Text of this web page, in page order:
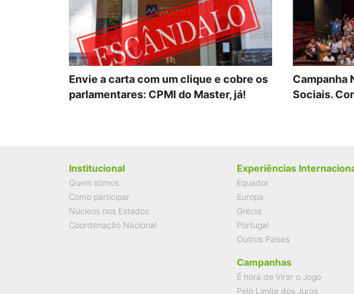
Envie a carta com um clique e cobre os
parlamentares: CPMI do Master, já!
Campanha
Sociais.
Institucional
Quem somos
Como participar
Núcleos nos Estados
Coordenação Nacional
Experiências
Equador
Europa
Grécia
Portugal
Outros Países
Campanhas
É hora de Virar o Jogo
Pelo Limite dos Juros